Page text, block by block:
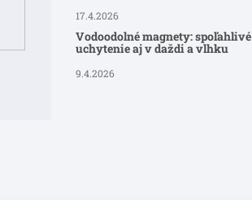
17.4.2026
Vodoodolné magnety: spoľahlivé
uchytenie aj v daždi a vlhku
9.4.2026